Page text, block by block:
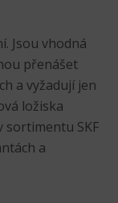
Jsou vhodná
přenášet
a vyžadují jen
ložiska
sortimentu SKF
a